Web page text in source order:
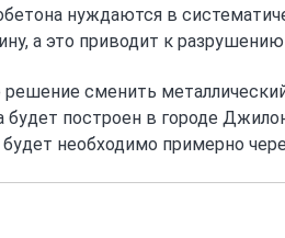
нуждаются в
а это приводит к разрушению
сменить
будет построен в городе
необходимо примерно